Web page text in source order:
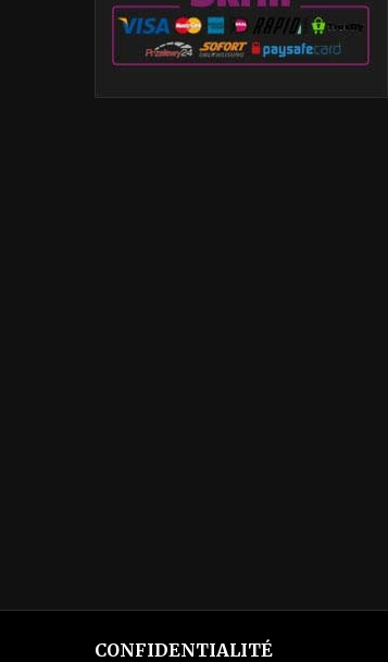
CONFIDENTIALITÉ